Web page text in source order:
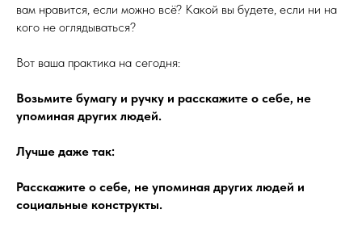
вам нравится, если можно всё? Какой вы будете, если ни на
кого не оглядываться?
Вот ваша практика на сегодня:
Возьмите бумагу и ручку и расскажите о себе, не
упоминая других людей.
Лучше даже так:
Расскажите о себе, не упоминая других людей и
социальные конструкты.